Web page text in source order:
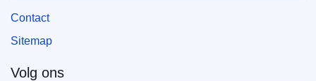
Contact
Sitemap
Volg ons